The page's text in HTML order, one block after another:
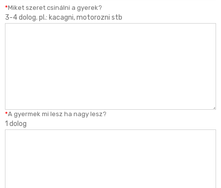
*Miket szeret csinálni a gyerek?
3-4 dolog. pl.: kacagni, motorozni stb
*A gyermek mi lesz ha nagy lesz?
1 dolog